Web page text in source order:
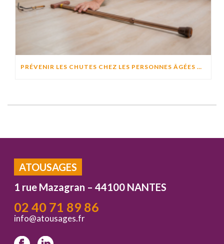
PRÉVENIR LES CHUTES CHEZ LES PERSONNES ÂGÉES À DOMICILE : CAUSES, RISQUES ET SOLUTIONS EFFICACES
ATOUSAGES
1 rue Mazagran – 44100 NANTES
02 40 71 89 86
info@atousages.fr